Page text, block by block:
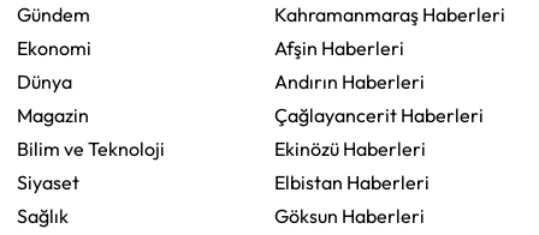
Gündem
Ekonomi
Dünya
Magazin
Bilim ve Teknoloji
Siyaset
Sağlık
Kahramanmaraş Haberleri
Afşin Haberleri
Andırın Haberleri
Çağlayancerit Haberleri
Ekinözü Haberleri
Elbistan Haberleri
Göksun Haberleri